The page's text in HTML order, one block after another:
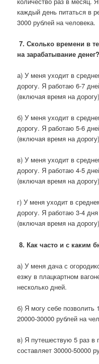
каждый день питаться в
3000 рублей на человека.
7. Сколько времени в
на зарабатывание денег?
а) У меня уходит в
дорогу. Я работаю 6-7
(включая время на
б) У меня уходит в
дорогу. Я работаю 5-6
(включая время на
в) У меня уходит в
дорогу. Я работаю 4-5
(включая время на
г) У меня уходит в
дорогу. Я работаю 3-4
(включая время на
8. Как часто и с каким
а) У меня дача с
езжу в плацкартном
несколько дней.
б) Я могу себе позволить
20000-30000 рублей на
в) Я путешествую 5 раз
составляет 30000-50000